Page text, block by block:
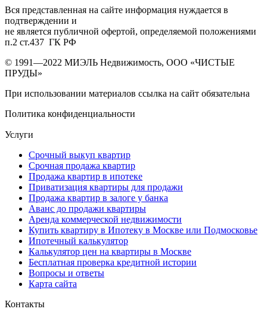
Вся представленная на сайте информация нуждается в
подтверждении и
не является публичной офертой, определяемой положениями
п.2 ст.437 ГК РФ
© 1991—2022 МИЭЛЬ Недвижимость, ООО «ЧИСТЫЕ
ПРУДЫ»
При использовании материалов ссылка на сайт обязательна
Политика конфиденциальности
Нужна новая квартира? Вам поможет
Услуги
Срочный выкуп квартир
Срочная продажа квартир
Продажа квартир в ипотеке
Приватизация квартиры для продажи
Продажа квартир в залоге у банка
Аванс до продажи квартиры
Аренда коммерческой недвижимости
Купить квартиру в Ипотеку в Москве или Подмосковье
Ипотечный калькулятор
Калькулятор цен на квартиры в Москве
Бесплатная проверка кредитной истории
Вопросы и ответы
Карта сайта
Контакты